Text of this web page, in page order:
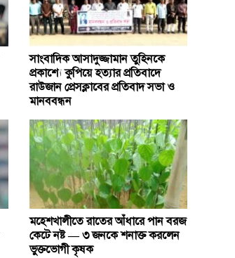
সাংবাদিক আসাদুজ্জামান তুহিনকে
প্রকাশ্যে কুপিয়ে হত্যার প্রতিবাদে
রাউজান প্রেসক্লাবের প্রতিবাদ সভা ও
মানববন্ধন
মহেশখালীতে রাতের আঁধারে পান বরজ
কেটে নষ্ট — ৩ জনকে শনাক্ত করলেন
ভুক্তভোগী কৃষক